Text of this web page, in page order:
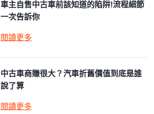
車主自售中古車前該知道的陷阱!流程細節
一次告訴你
閱讀更多
中古車商賺很大？汽車折舊價值到底是誰
說了算
閱讀更多